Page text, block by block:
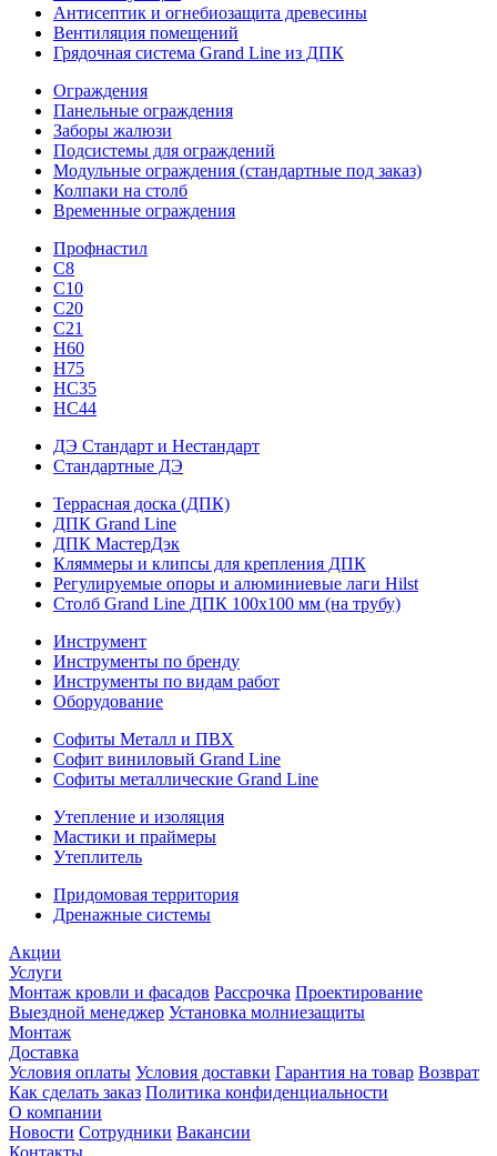
Антисептик и огнебиозащита древесины
Вентиляция помещений
Грядочная система Grand Line из ДПК
Ограждения
Панельные ограждения
Заборы жалюзи
Подсистемы для ограждений
Модульные ограждения (стандартные под заказ)
Колпаки на столб
Временные ограждения
Профнастил
С8
С10
С20
С21
H60
H75
HС35
НС44
ДЭ Стандарт и Нестандарт
Стандартные ДЭ
Террасная доска (ДПК)
ДПК Grand Line
ДПК МастерДэк
Кляммеры и клипсы для крепления ДПК
Регулируемые опоры и алюминиевые лаги Hilst
Столб Grand Line ДПК 100х100 мм (на трубу)
Инструмент
Инструменты по бренду
Инструменты по видам работ
Оборудование
Софиты Металл и ПВХ
Софит виниловый Grand Line
Софиты металлические Grand Line
Утепление и изоляция
Мастики и праймеры
Утеплитель
Придомовая территория
Дренажные системы
Акции
Услуги
Монтаж кровли и фасадов Рассрочка Проектирование
Выездной менеджер Установка молниезащиты
Монтаж
Доставка
Условия оплаты Условия доставки Гарантия на товар Возврат
Как сделать заказ Политика конфиденциальности
О компании
Новости Сотрудники Вакансии
Контакты